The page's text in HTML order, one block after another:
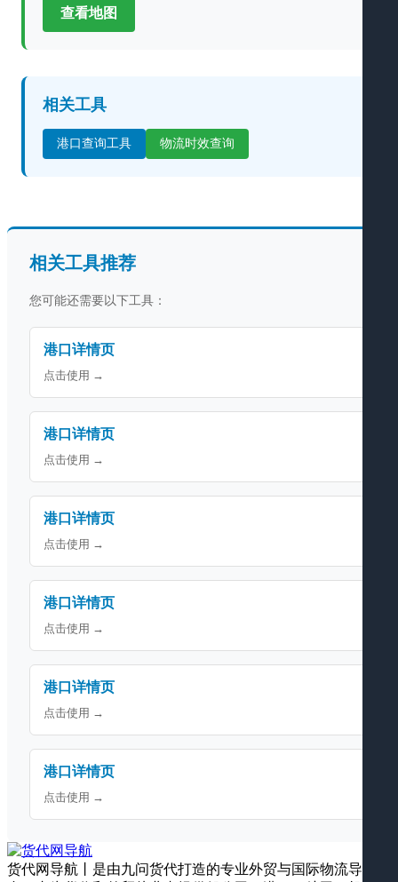
查看地图
相关工具
港口查询工具 物流时效查询
相关工具推荐
您可能还需要以下工具：
港口详情页
点击使用 →
港口详情页
点击使用 →
港口详情页
点击使用 →
港口详情页
点击使用 →
港口详情页
点击使用 →
港口详情页
点击使用 →
货代网导航丨是由九问货代打造的专业外贸与国际物流导航平